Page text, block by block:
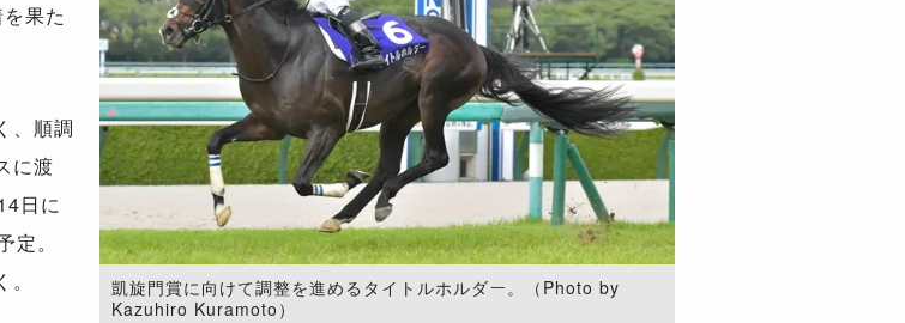
凱旋門賞に向けて調整を進めるタイトルホルダー。（Photo by
Kazuhiro Kuramoto）
果た
、順調
に渡
日に
。